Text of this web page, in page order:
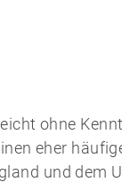
ohne
eher
und dem